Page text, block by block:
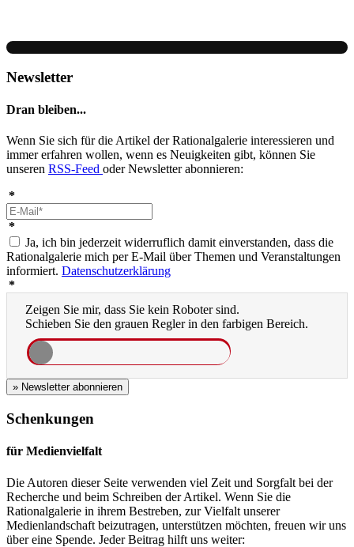
Newsletter
Dran bleiben...
Wenn Sie sich für die Artikel der Rationalgalerie interessieren und
immer erfahren wollen, wenn es Neuigkeiten gibt, können Sie
unseren RSS-Feed oder Newsletter abonnieren:
*
*
Ja, ich bin jederzeit widerruflich damit einverstanden, dass die
Rationalgalerie mich per E-Mail über Themen und Veranstaltungen
informiert. Datenschutzerklärung
*
Zeigen Sie mir, dass Sie kein Roboter sind.
Schieben Sie den grauen Regler in den farbigen Bereich.
» Newsletter abonnieren
Schenkungen
für Medienvielfalt
Die Autoren dieser Seite verwenden viel Zeit und Sorgfalt bei der
Recherche und beim Schreiben der Artikel. Wenn Sie die
Rationalgalerie in ihrem Bestreben, zur Vielfalt unserer
Medienlandschaft beizutragen, unterstützen möchten, freuen wir uns
über eine Spende. Jeder Beitrag hilft uns weiter: